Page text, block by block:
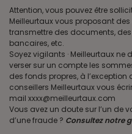
Attention, vous pouvez être
Meilleurtaux vous proposant
transmettre des documents,
bancaires, etc.
Soyez vigilants · Meilleurtaux
verser sur un compte les
des fonds propres, à l’exception
conseillers Meilleurtaux vous
mail xxxx@meilleurtaux.com
Vous avez un doute sur l’un de
d’une fraude ? Consultez notre